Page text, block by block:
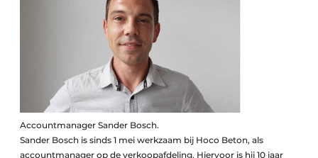
Accountmanager Sander Bosch.
Sander Bosch is sinds 1 mei werkzaam bij Hoco Beton, als
accountmanager op de verkoopafdeling. Hiervoor is hij 10 jaar